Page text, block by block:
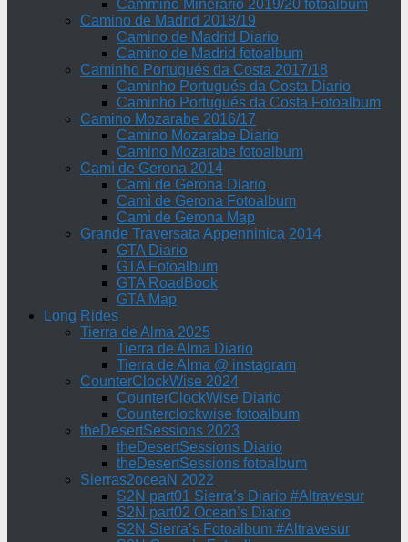
Cammino Minerario 2019/20 fotoalbum
Camino de Madrid 2018/19
Camino de Madrid Diario
Camino de Madrid fotoalbum
Caminho Portugués da Costa 2017/18
Caminho Portugués da Costa Diario
Caminho Portugués da Costa Fotoalbum
Camino Mozarabe 2016/17
Camino Mozarabe Diario
Camino Mozarabe fotoalbum
Camì de Gerona 2014
Camì de Gerona Diario
Camì de Gerona Fotoalbum
Camì de Gerona Map
Grande Traversata Appenninica 2014
GTA Diario
GTA Fotoalbum
GTA RoadBook
GTA Map
Long Rides
Tierra de Alma 2025
Tierra de Alma Diario
Tierra de Alma @ instagram
CounterClockWise 2024
CounterClockWise Diario
Counterclockwise fotoalbum
theDesertSessions 2023
theDesertSessions Diario
theDesertSessions fotoalbum
Sierras2oceaN 2022
S2N part01 Sierra’s Diario #Altravesur
S2N part02 Ocean’s Diario
S2N Sierra’s Fotoalbum #Altravesur